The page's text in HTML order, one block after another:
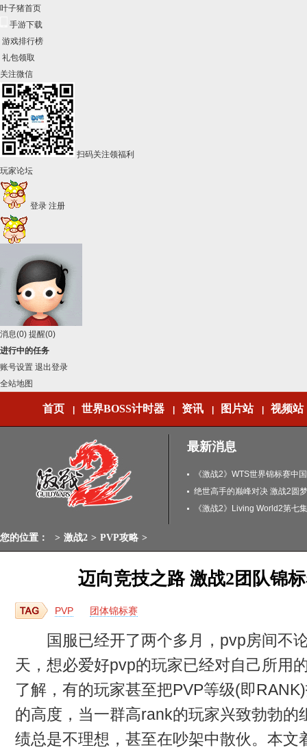
叶子猪首页
手游下载
游戏排行榜
礼包领取
关注微信
扫码关注领福利
玩家论坛
登录 注册
消息(0) 提醒(0)
进行中的任务
账号设置 退出登录
全站地图
首页 世界BOSS计时器 资讯 图片站 视频站
最新消息
《激战2》WTS世界锦标赛中
闻
绝世高手的巅峰对决 激战2圆
《激战2》Living World2第七
您的位置： > 激战2 > PVP攻略 >
迈向竞技之路 激战2团队锦
PVP 团体锦标赛
国服已经开了两个多月，pvp房间不
天，想必爱好pvp的玩家已经对自己所用
了解，有的玩家甚至把PVP等级(即
的高度，当一群高rank的玩家兴致勃勃的
绩总是不理想，甚至在吵架中散伙。本文